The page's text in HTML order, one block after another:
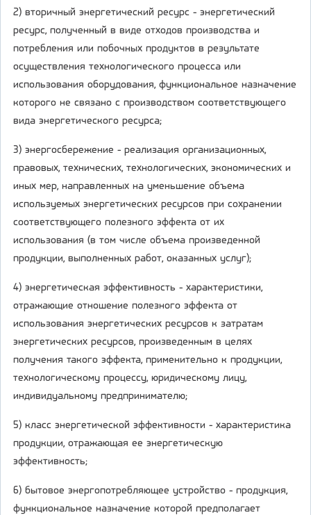
2) вторичный энергетический ресурс - энергетический
ресурс, полученный в виде отходов производства и
потребления или побочных продуктов в результате
осуществления технологического процесса или
использования оборудования, функциональное назначение
которого не связано с производством соответствующего
вида энергетического ресурса;
3) энергосбережение - реализация организационных,
правовых, технических, технологических, экономических и
иных мер, направленных на уменьшение объема
используемых энергетических ресурсов при сохранении
соответствующего полезного эффекта от их
использования (в том числе объема произведенной
продукции, выполненных работ, оказанных услуг);
4) энергетическая эффективность - характеристики,
отражающие отношение полезного эффекта от
использования энергетических ресурсов к затратам
энергетических ресурсов, произведенным в целях
получения такого эффекта, применительно к продукции,
технологическому процессу, юридическому лицу,
индивидуальному предпринимателю;
5) класс энергетической эффективности - характеристика
продукции, отражающая ее энергетическую
эффективность;
6) бытовое энергопотребляющее устройство - продукция,
функциональное назначение которой предполагает